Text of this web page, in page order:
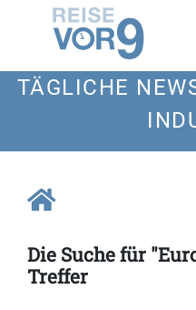
TÄGLICHE
Die Suche für
Treffer